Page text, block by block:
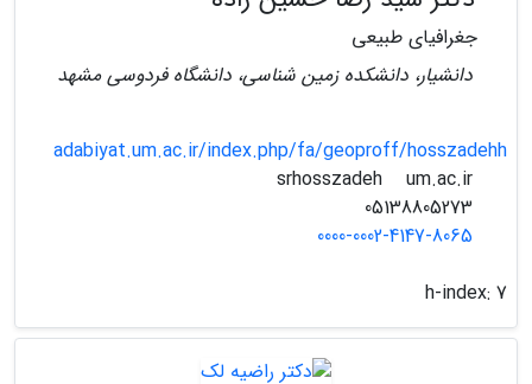
جغرافیای طبیعی
دانشیار، دانشکده زمین شناسی، دانشگاه فردوسی مشهد
adabiyat.um.ac.ir/index.php/fa/geoproff/hosszadehh
um.ac.ir
0000-0002-4147-8065
h-index: 7